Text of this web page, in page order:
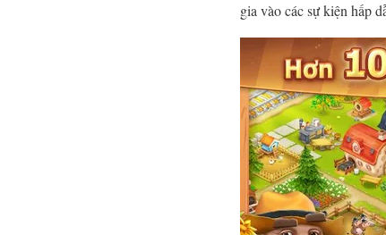
gia vào các sự kiện hấp